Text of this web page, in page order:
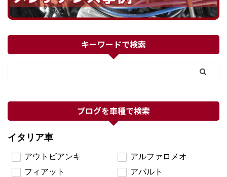
キーワードで検索
ブログを車種で検索
イタリア車
アウトビアンキ
アルファロメオ
フィアット
アバルト